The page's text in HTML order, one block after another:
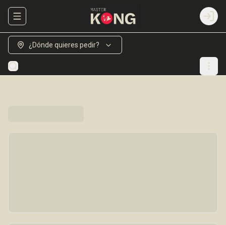
Abrir menu de navegación Login
¿Dónde quieres pedir?